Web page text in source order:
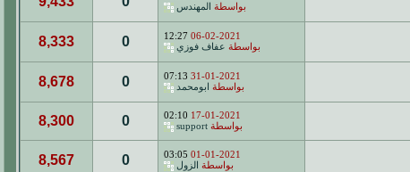
بواسطة
المهندس
06-02-2021
12:27
بواسطة عفاف فوزي 0
8,333
31-01-2021
07:13
بواسطة
ابومحمد 0
8,678
17-01-2021
02:10
بواسطة support
0
8,300
01-01-2021
03:05
بواسطة
الزول 0
8,567